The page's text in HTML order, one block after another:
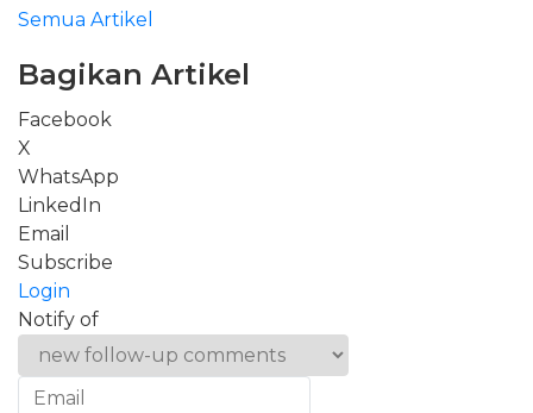
Semua Artikel
Bagikan Artikel
Facebook
X
WhatsApp
LinkedIn
Email
Subscribe
Login
Notify of